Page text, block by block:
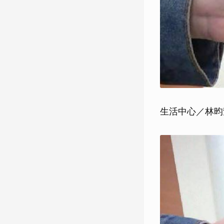
生活中心／林